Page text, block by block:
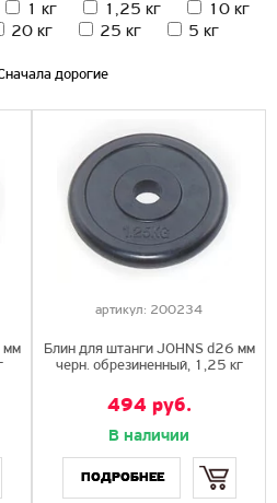
1 кг 1,25 кг
10 кг
20 кг 25 кг 5 кг
дорогие
мм
артикул: 200234
Блин для штанги JOHNS d26 мм
черн. обрезиненный, 1,25 кг
494 руб.
В наличии
ПОДРОБНЕЕ